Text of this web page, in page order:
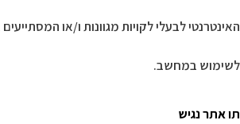
האינטרנטי לבעלי לקויות מגוונות ו/או המסתייעים
לשימוש במחשב.
תו אתר נגיש